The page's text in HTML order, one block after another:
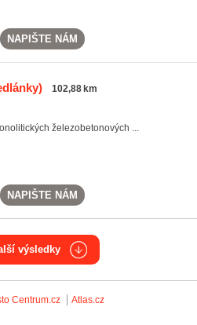
NAPIŠTE NÁM
102,88 km
železobetonových ...
NAPIŠTE NÁM
výsledky
Centrum.cz Atlas.cz